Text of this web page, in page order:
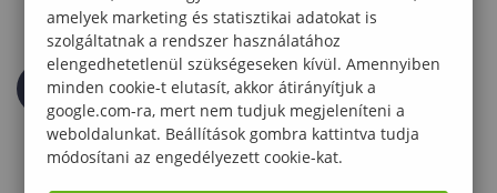
amelyek marketing és statisztikai adatokat is
szolgáltatnak a rendszer használatához
elengedhetetlenül szükségeseken kívül. Amennyiben
minden cookie-t elutasít, akkor átirányítjuk a
google.com-ra, mert nem tudjuk megjeleníteni a
weboldalunkat. Beállítások gombra kattintva tudja
módosítani az engedélyezett cookie-kat.